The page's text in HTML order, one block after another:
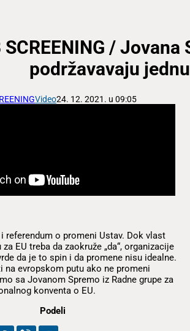
SCREENING /
podržavavaju
Video24. 12. 2021. u 09:05
referendum o promeni Ustav. Dok vlast
EU treba da zaokruže „da“, organizacije
da je to spin i da promene nisu idealne.
na evropskom putu ako ne promeni
sa Jovanom Spremo iz Radne grupe za
konventa o EU.
Podeli